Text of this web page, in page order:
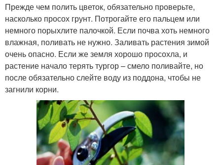
Прежде чем полить цветок, обязательно проверьте,
насколько просох грунт. Потрогайте его пальцем или
немного порыхлите палочкой. Если почва хоть немного
влажная, поливать не нужно. Заливать растения зимой
очень опасно. Если же земля хорошо просохла, и
растение начало терять тургор – смело поливайте, но
после обязательно слейте воду из поддона, чтобы не
загнили корни.